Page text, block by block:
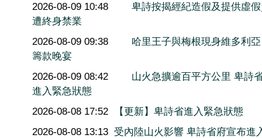
2026-08-09 10:48
卑詩按揭經紀造假及提供虛
遭終身禁業
2026-08-09 09:38
哈里王子與梅根現身維多利
籌款晚宴
2026-08-09 08:42
山火急擴逾百平方公里 卑詩
進入緊急狀態
2026-08-08 17:52
【更新】卑詩省進入緊急狀態
2026-08-08 13:13 受內陸山火影響 卑詩省府宣布進